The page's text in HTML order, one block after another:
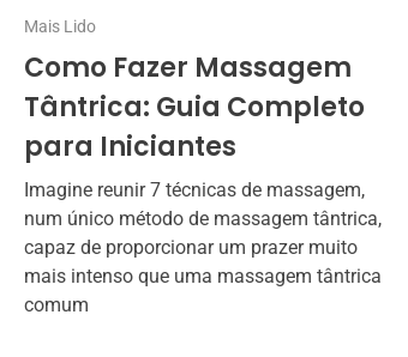
Mais Lido
Como Fazer Massagem
Tântrica: Guia Completo
para Iniciantes
Imagine reunir 7 técnicas de massagem,
num único método de massagem tântrica,
capaz de proporcionar um prazer muito
mais intenso que uma massagem tântrica
comum